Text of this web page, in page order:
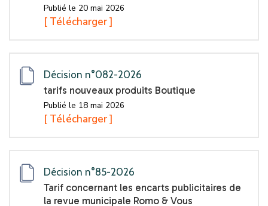
Publié le 20 mai 2026
[ Télécharger ]
Décision n°082-2026
tarifs nouveaux produits Boutique
Publié le 18 mai 2026
[ Télécharger ]
Décision n°85-2026
Tarif concernant les encarts publicitaires de
la revue municipale Romo & Vous